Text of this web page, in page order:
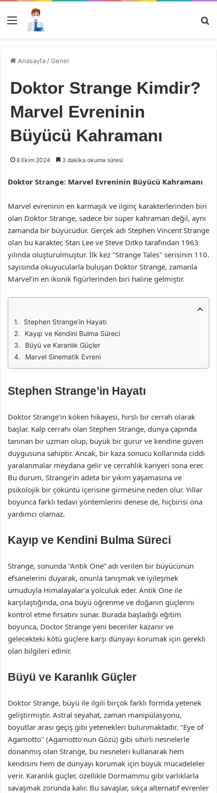
Menü
Anasayfa /Genel
Doktor Strange Kimdir?
Marvel Evreninin
Büyücü Kahramanı
8 Ekim 2024 3 dakika okuma süresi
Doktor Strange: Marvel Evreninin Büyücü Kahramanı
Marvel evreninin en karmaşık ve ilginç karakterlerinden biri
olan Doktor Strange, sadece bir süper kahraman değil, aynı
zamanda bir büyücüdür. Gerçek adı Stephen Vincent Strange
olan bu karakter, Stan Lee ve Steve Ditko tarafından 1963
yılında oluşturulmuştur. İlk kez "Strange Tales" serisinin 110.
sayısında okuyucularla buluşan Doktor Strange, zamanla
Marvel’in en ikonik figürlerinden biri haline gelmiştir.
Stephen Strange’in Hayatı
Kayıp ve Kendini Bulma Süreci
Büyü ve Karanlık Güçler
Marvel Sinematik Evreni
Stephen Strange’in Hayatı
Doktor Strange’in köken hikayesi, hırslı bir cerrah olarak
başlar. Kalp cerrahı olan Stephen Strange, dünya çapında
tanınan bir uzman olup, büyük bir gurur ve kendine güven
duygusuna sahiptir. Ancak, bir kaza sonucu kollarında ciddi
yaralanmalar meydana gelir ve cerrahlık kariyeri sona erer.
Bu durum, Strange’in adeta bir yıkım yaşamasına ve
psikolojik bir çöküntü içerisine girmesine neden olur. Yıllar
boyunca farklı tedavi yöntemlerini denese de, hiçbirisi ona
yardımcı olamaz.
Kayıp ve Kendini Bulma Süreci
Strange, sonunda “Antik One” adı verilen bir büyücünün
efsanelerini duyarak, onunla tanışmak ve iyileşmek
umuduyla Himalayalar’a yolculuk eder. Antik One ile
karşılaştığında, ona büyü öğrenme ve doğanın güçlerini
kontrol etme fırsatını sunar. Burada başladığı eğitim
boyunca, Doctor Strange yeni beceriler kazanır ve
gelecekteki kötü güçlere karşı dünyayı korumak için gerekli
olan bilgileri edinir.
Büyü ve Karanlık Güçler
Doktor Strange, büyü ile ilgili birçok farklı formda yetenek
geliştirmiştir. Astral seyahat, zaman manipülasyonu,
boyutlar arası geçiş gibi yetenekleri bulunmaktadır. "Eye of
Agamotto" (Agamotto’nun Gözü) gibi sihirli nesnelerle
donanmış olan Strange, bu nesneleri kullanarak hem
kendisini hem de dünyayı korumak için büyük mücadeleler
verir. Karanlık güçler, özellikle Dormammu gibi varlıklarla
savaşmak zorunda kalır. Bu savaşlar, sıkça alternatif evrenler